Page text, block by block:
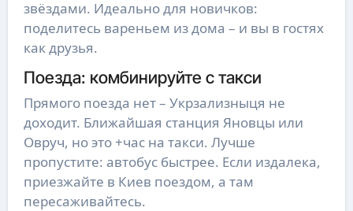
звёздами. Идеально для новичков:
поделитесь вареньем из дома – и вы в гостях
как друзья.
Поезда: комбинируйте с такси
Прямого поезда нет – Укрзализныця не
доходит. Ближайшая станция Яновцы или
Овруч, но это +час на такси. Лучше
пропустите: автобус быстрее. Если издалека,
приезжайте в Киев поездом, а там
пересаживайтесь.